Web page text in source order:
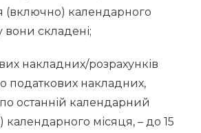
(включно) календарного
вони складені;
накладних/розрахунків
податкових накладних,
останній календарний
місяця, – до 15